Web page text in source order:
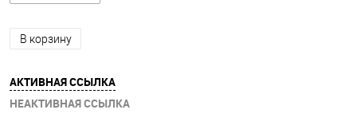
В корзину
АКТИВНАЯ ССЫЛКА
НЕАКТИВНАЯ ССЫЛКА